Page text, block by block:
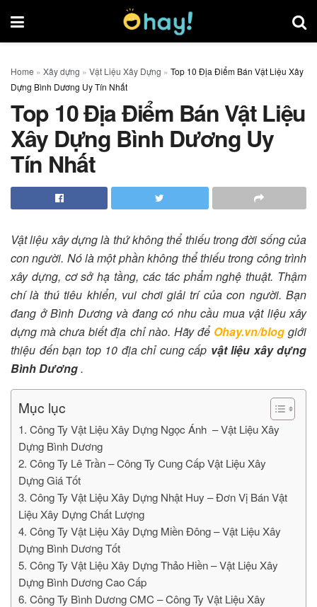
Home » Xây dựng » Vật Liệu Xây Dựng » Top 10 Địa Điểm Bán Vật Liệu Xây
Dựng Bình Dương Uy Tín Nhất
Top 10 Địa Điểm Bán Vật Liệu
Xây Dựng Bình Dương Uy
Tín Nhất
Vật liệu xây dựng là thứ không thể thiếu trong đời sống của
con người. Nó là một phần không thể thiếu trong công trình
xây dựng, cơ sở hạ tầng, các tác phẩm nghệ thuật. Thậm
chí là thú tiêu khiển, vui chơi giải trí của con người. Bạn
đang ở Bình Dương và đang có nhu cầu mua vật liệu xây
dựng mà chưa biết địa chỉ nào. Hãy để Ohay.vn/blog giới
thiệu đến bạn top 10 địa chỉ cung cấp vật liệu xây dựng
Bình Dương.
Mục lục
1. Công Ty Vật Liệu Xây Dựng Ngọc Ánh – Vật Liệu Xây
Dựng Bình Dương
2. Công Ty Lê Trần – Công Ty Cung Cấp Vật Liệu Xây
Dựng Giá Tốt
3. Công Ty Vật Liệu Xây Dựng Nhật Huy – Đơn Vị Bán Vật
Liệu Xây Dựng Chất Lượng
4. Công Ty Vật Liệu Xây Dựng Miền Đông – Vật Liệu Xây
Dựng Bình Dương Tốt
5. Công Ty Vật Liệu Xây Dựng Thảo Hiền – Vật Liệu Xây
Dựng Bình Dương Cao Cấp
6. Công Ty Bình Dương CMC – Công Ty Vật Liệu Xây